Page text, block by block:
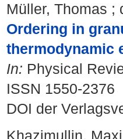
Müller, Thomas ;
Ordering in
thermodynamic
In: Physical
ISSN 1550-2376
DOI der
Khazimullin,